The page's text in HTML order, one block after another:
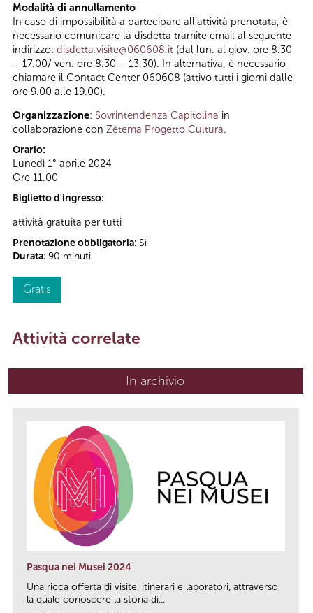
Modalità di annullamento
In caso di impossibilità a partecipare all’attività prenotata, è
necessario comunicare la disdetta tramite email al seguente
indirizzo: disdetta.visite@060608.it (dal lun. al giov. ore 8.30
– 17.00/ ven. ore 8.30 – 13.30). In alternativa, è necessario
chiamare il Contact Center 060608 (attivo tutti i giorni dalle
ore 9.00 alle 19.00).
Organizzazione: Sovrintendenza Capitolina in
collaborazione con Zètema Progetto Cultura.
Orario:
Lunedì 1° aprile 2024
Ore 11.00
Biglietto d'ingresso:
attività gratuita per tutti
Prenotazione obbligatoria: Sì
Durata: 90 minuti
Gratis
Attività correlate
In archivio
Pasqua nei Musei 2024
Una ricca offerta di visite, itinerari e laboratori, attraverso
la quale conoscere la storia di...